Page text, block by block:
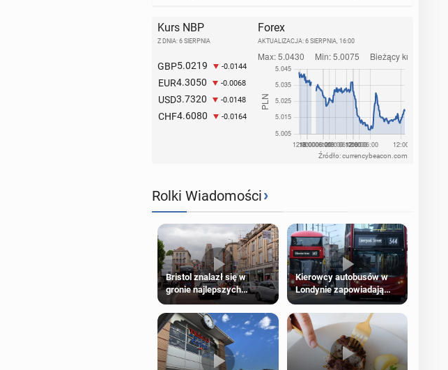
Kurs NBP
Z DNIA: 6 SIERPNIA
GBP5.0219 -0.0144
EUR4.3050 -0.0068
USD3.7320 -0.0148
CHF4.6080 -0.0164
Forex
AKTUALIZACJA: 6 SIERPNIA, 16:00
Źródło: currencybeacon.com
Rolki Wiadomości›
Bristol znalazł się w
gronie najlepszych
kierunków podróży na
świecie
Kierowcy autobusów w
Londynie zapowiadają
strajki